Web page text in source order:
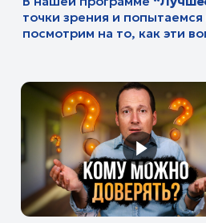
Кому можно доверять в этом мире? |
Лучшее впереди